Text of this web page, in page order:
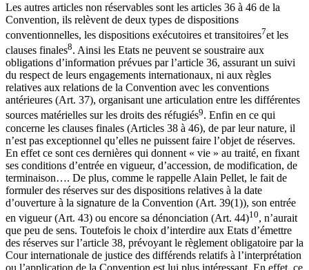
Les autres articles non réservables sont les articles 36 à 46 de la
Convention, ils relèvent de deux types de dispositions
conventionnelles, les dispositions exécutoires et transitoires7et les
clauses finales8. Ainsi les Etats ne peuvent se soustraire aux
obligations d’information prévues par l’article 36, assurant un suivi
du respect de leurs engagements internationaux, ni aux règles
relatives aux relations de la Convention avec les conventions
antérieures (Art. 37), organisant une articulation entre les différentes
sources matérielles sur les droits des réfugiés9. Enfin en ce qui
concerne les clauses finales (Articles 38 à 46), de par leur nature, il
n’est pas exceptionnel qu’elles ne puissent faire l’objet de réserves.
En effet ce sont ces dernières qui donnent « vie » au traité, en fixant
ses conditions d’entrée en vigueur, d’accession, de modification, de
terminaison…. De plus, comme le rappelle Alain Pellet, le fait de
formuler des réserves sur des dispositions relatives à la date
d’ouverture à la signature de la Convention (Art. 39(1)), son entrée
en vigueur (Art. 43) ou encore sa dénonciation (Art. 44)10, n’aurait
que peu de sens. Toutefois le choix d’interdire aux Etats d’émettre
des réserves sur l’article 38, prévoyant le règlement obligatoire par la
Cour internationale de justice des différends relatifs à l’interprétation
ou l’application de la Convention est lui plus intéressant. En effet, ce